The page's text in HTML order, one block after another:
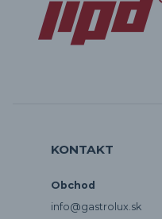
KONTAKT
Obchod
info@gastrolux.sk